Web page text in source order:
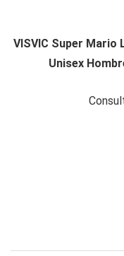
VISVIC Super
Unisex